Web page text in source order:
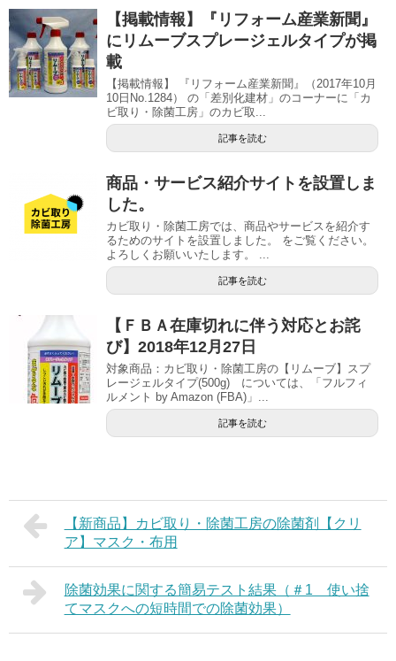
【掲載情報】『リフォーム産業新聞』
にリムーブスプレージェルタイプが掲
載
【掲載情報】 『リフォーム産業新聞』（2017年10月
10日No.1284） の「差別化建材」のコーナーに「カ
ビ取り・除菌工房」のカビ取...
記事を読む
商品・サービス紹介サイトを設置しま
した。
カビ取り・除菌工房では、商品やサービスを紹介す
るためのサイトを設置しました。 をご覧ください。
よろしくお願いいたします。 ...
記事を読む
【ＦＢＡ在庫切れに伴う対応とお詫
び】2018年12月27日
対象商品：カビ取り・除菌工房の【リムーブ】スプ
レージェルタイプ(500g) については、「フルフィ
ルメント by Amazon (FBA)」...
記事を読む
【新商品】カビ取り・除菌工房の除菌剤【クリ
ア】マスク・布用
除菌効果に関する簡易テスト結果（＃1 使い捨
てマスクへの短時間での除菌効果）